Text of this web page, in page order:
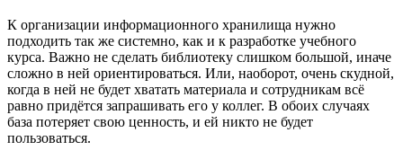
К организации информационного хранилища нужно
подходить так же системно, как и к разработке учебного
курса. Важно не сделать библиотеку слишком большой, иначе
сложно в ней ориентироваться. Или, наоборот, очень скудной,
когда в ней не будет хватать материала и сотрудникам всё
равно придётся запрашивать его у коллег. В обоих случаях
база потеряет свою ценность, и ей никто не будет
пользоваться.